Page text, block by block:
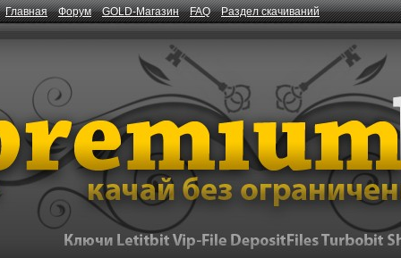
Главная Форум GOLD-Магазин FAQ Раздел скачиваний